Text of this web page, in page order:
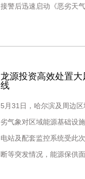
接警后迅速启动《恶劣天
龙源投资高效处置
线
5月31日，哈尔滨及周边
劣气象对区域能源基础设
电站及配套监控系统受此
断等突发情况，能源保供